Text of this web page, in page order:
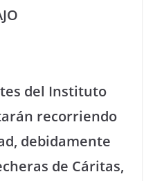
del Instituto
recorriendo
debidamente
de Cáritas,